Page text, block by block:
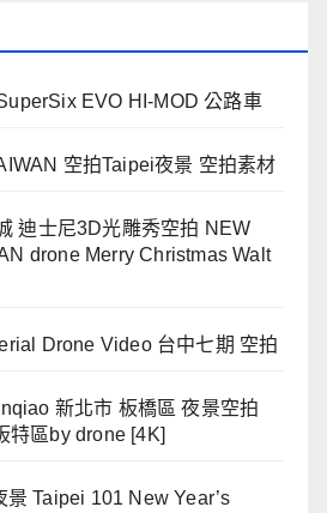
EVO HI-MOD 公路車
空拍Taipei夜景 空拍素材
迪士尼3D光雕秀空拍 NEW
drone Merry Christmas Walt
Drone Video 台中七期 空拍
新北市 板橋區 夜景空拍
特區by drone [4K]
Taipei 101 New Year’s